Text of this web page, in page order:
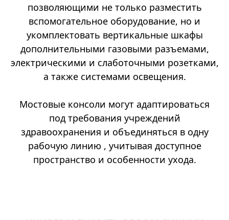
позволяющими не только разместить
вспомогательное оборудование, но и
укомплектовать вертикальные шкафы
дополнительными газовыми разъемами,
электрическими и слаботочными розетками,
а также системами освещения.
Мостовые консоли могут адаптироваться
под требования учреждений
здравоохранения и объединяться в одну
рабочую линию , учитывая доступное
пространство и особенности ухода.